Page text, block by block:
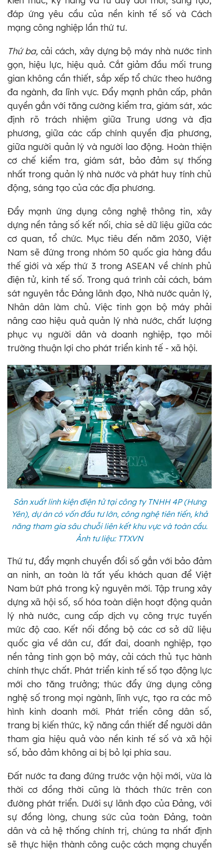
đáp ứng yêu cầu của nền kinh tế số và Cách
mạng công nghiệp lần thứ tư.
Thứ ba, cải cách, xây dựng bộ máy nhà nước tinh
gọn, hiệu lực, hiệu quả. Cắt giảm đầu mối trung
gian không cần thiết, sắp xếp tổ chức theo hướng
đa ngành, đa lĩnh vực. Đẩy mạnh phân cấp, phân
quyền gắn với tăng cường kiểm tra, giám sát, xác
định rõ trách nhiệm giữa Trung ương và địa
phương, giữa các cấp chính quyền địa phương,
giữa người quản lý và người lao động. Hoàn thiện
cơ chế kiểm tra, giám sát, bảo đảm sự thống
nhất trong quản lý nhà nước và phát huy tính chủ
động, sáng tạo của các địa phương.
Đẩy mạnh ứng dụng công nghệ thông tin, xây
dựng nền tảng số kết nối, chia sẻ dữ liệu giữa các
cơ quan, tổ chức. Mục tiêu đến năm 2030, Việt
Nam sẽ đứng trong nhóm 50 quốc gia hàng đầu
thế giới và xếp thứ 3 trong ASEAN về chính phủ
điện tử, kinh tế số. Trong quá trình cải cách, bám
sát nguyên tắc Đảng lãnh đạo, Nhà nước quản lý,
Nhân dân làm chủ. Việc tinh gọn bộ máy phải
nâng cao hiệu quả quản lý nhà nước, chất lượng
phục vụ người dân và doanh nghiệp, tạo môi
trường thuận lợi cho phát triển kinh tế - xã hội.
Sản xuất linh kiện điện tử tại công ty TNHH 4P (Hưng
Yên), dự án có vốn đầu tư lớn, công nghệ tiên tiến, khả
năng tham gia sâu chuỗi liên kết khu vực và toàn cầu.
Ảnh tư liệu: TTXVN
Thứ tư, đẩy mạnh chuyển đổi số gắn với bảo đảm
an ninh, an toàn là tất yếu khách quan để Việt
Nam bứt phá trong kỷ nguyên mới. Tập trung xây
dựng xã hội số, số hóa toàn diện hoạt động quản
lý nhà nước, cung cấp dịch vụ công trực tuyến
mức độ cao. Kết nối đồng bộ các cơ sở dữ liệu
quốc gia về dân cư, đất đai, doanh nghiệp, tạo
nền tảng tinh gọn bộ máy, cải cách thủ tục hành
chính thực chất. Phát triển kinh tế số tạo động lực
mới cho tăng trưởng; thúc đẩy ứng dụng công
nghệ số trong mọi ngành, lĩnh vực, tạo ra các mô
hình kinh doanh mới. Phát triển công dân số,
trang bị kiến thức, kỹ năng cần thiết để người dân
tham gia hiệu quả vào nền kinh tế số và xã hội
số, bảo đảm không ai bị bỏ lại phía sau.
Đất nước ta đang đứng trước vận hội mới, vừa là
thời cơ đồng thời cũng là thách thức trên con
đường phát triển. Dưới sự lãnh đạo của Đảng, với
sự đồng lòng, chung sức của toàn Đảng, toàn
dân và cả hệ thống chính trị, chúng ta nhất định
sẽ thực hiện thành công cuộc cách mạng chuyển